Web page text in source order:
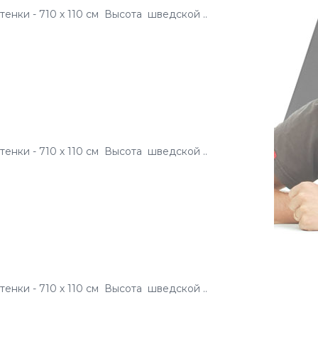
- 710 х 110 см Высота шведской ..
- 710 х 110 см Высота шведской ..
- 710 х 110 см Высота шведской ..